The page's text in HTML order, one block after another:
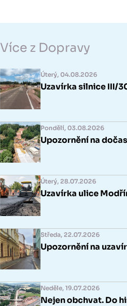
Více z Dopravy
Úterý, 04.08.2026
Uzavírka silnice III/
Pondělí, 03.08.2026
Upozornění na
Úterý, 28.07.2026
Uzavírka ulice
Středa, 22.07.2026
Upozornění na
Neděle, 19.07.2026
Nejen obchvat. Do